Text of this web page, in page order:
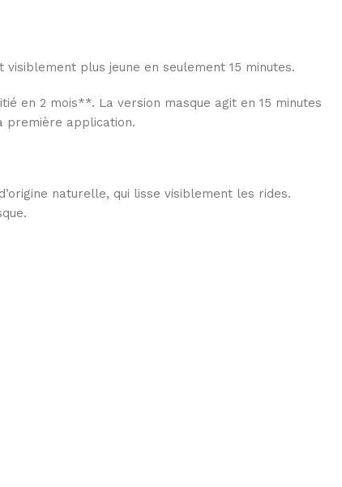
plus jeune en seulement 15 minutes.
en 2 mois**. La version masque agit en 15 minutes
première application.
naturelle, qui lisse visiblement les rides.